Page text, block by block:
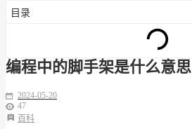
目录
编程中的脚手架是什么意思
2024-05-20
47
百科